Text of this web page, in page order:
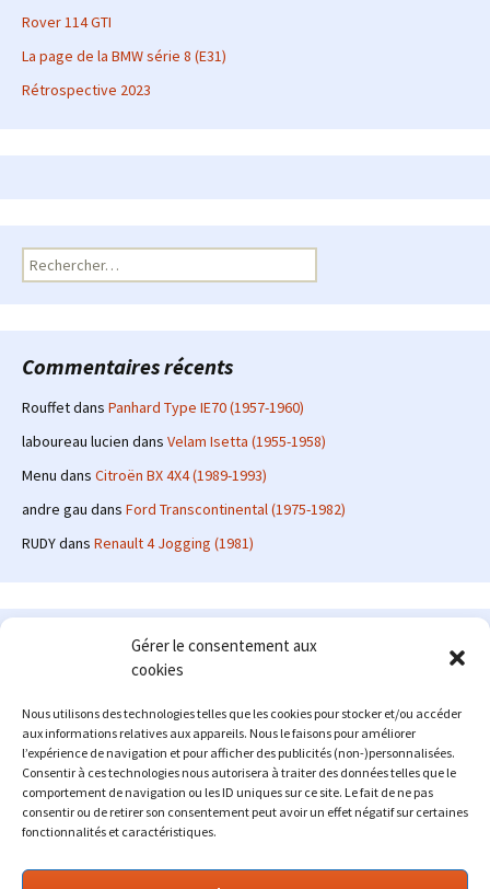
Gérer le consentement aux
cookies
Nous utilisons des technologies telles que les cookies pour stocker et/ou accéder
aux informations relatives aux appareils. Nous le faisons pour améliorer
l’expérience de navigation et pour afficher des publicités (non-)personnalisées.
Consentir à ces technologies nous autorisera à traiter des données telles que le
comportement de navigation ou les ID uniques sur ce site. Le fait de ne pas
consentir ou de retirer son consentement peut avoir un effet négatif sur certaines
fonctionnalités et caractéristiques.
Rover 114 GTI
La page de la BMW série 8 (E31)
Rétrospective 2023
Rechercher :
Commentaires récents
Rouffetdans Panhard Type IE70 (1957-1960)
laboureau lucien dans Velam Isetta (1955-1958)
Menu dans Citroën BX 4X4 (1989-1993)
andre gau dans Ford Transcontinental (1975-1982)
RUDYdans Renault 4 Jogging (1981)
Le site en quelques mots
: passionné d'automobile ancienne depuis de
nombreuses années, j'ai commencé à partager ma passion sur
internet à partir de 2009 au travers d'un blog qui a connu un relatif
succès. Fin 2013, je décide de prendre mon autonomie et me lancer
avec mon propre site : l'Automobile Ancienne.
Me contacter : alex(at)lautomobileancienne.com